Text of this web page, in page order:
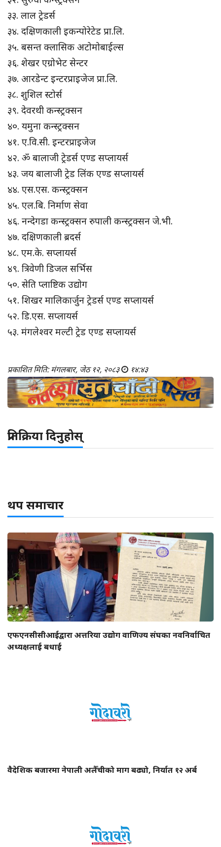
३३. लाल ट्रेडर्स
३४. दक्षिणकाली इकन्पोरेटेड प्रा.लि.
३५. बसन्त क्लासिक अटोमोबाईल्स
३६. शेखर एग्रोभेट सेन्टर
३७. आरडेन्ट इन्टरप्राइजेज प्रा.लि.
३८. शुशिल स्टोर्स
३९. देवरथी कन्स्ट्रक्सन
४०. यमुना कन्स्ट्रक्सन
४१. ए.वि.सी. इन्टरप्राइजेज
४२. ॐ बालाजी ट्रेडर्स एण्ड सप्लायर्स
४३. जय बालाजी ट्रेड लिंक एण्ड सप्लायर्स
४४. एस.एस. कन्स्ट्रक्सन
४५. एल.बि. निर्माण सेवा
४६. नन्देगडा कन्स्ट्रक्सन रुपाली कन्स्ट्रक्सन जे.भी.
४७. दक्षिणकाली ब्रदर्स
४८. एम.के. सप्लायर्स
४९. त्रिवेणी डिजल सर्भिस
५०. सेति प्लाष्टिक उद्योग
५१. शिखर मालिकार्जुन ट्रेडर्स एण्ड सप्लायर्स
५२. डि.एस. सप्लायर्स
५३. मंगलेश्वर मल्टी ट्रेड एण्ड सप्लायर्स
प्रकाशित मिति: मंगलबार, जेठ १२, २०८३ १४:४३
प्रतिक्रिया दिनुहोस्
थप समाचार
एफएनसीसीआईद्वारा अत्तरिया उद्योग वाणिज्य संघका नवनिर्वाचित
अध्यक्षलाई बधाई
वैदेशिक बजारमा नेपाली अलैँचीको माग बढ्यो, निर्यात १२ अर्ब